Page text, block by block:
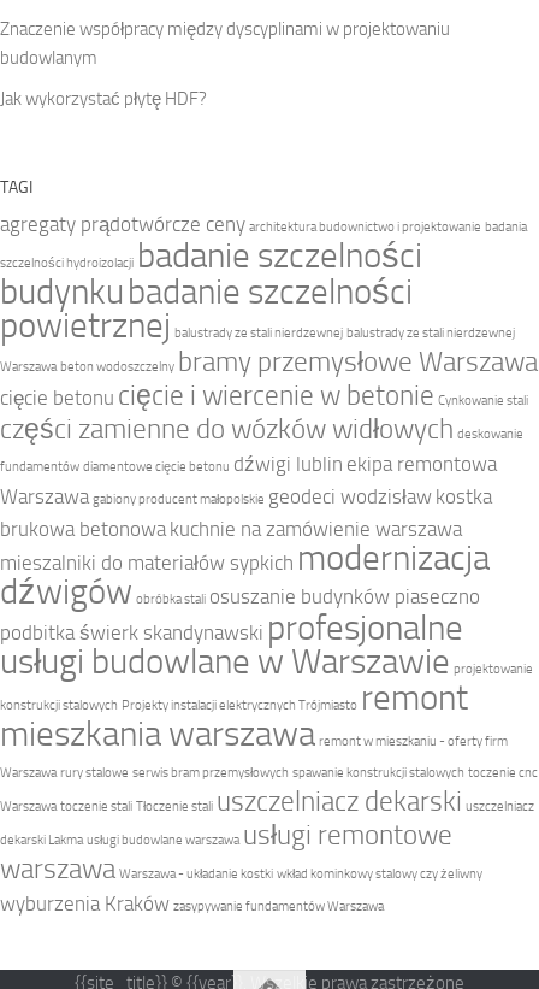
Znaczenie współpracy między dyscyplinami w projektowaniu
budowlanym
Jak wykorzystać płytę HDF?
TAGI
agregaty prądotwórcze ceny architektura budownictwo i projektowanie badania
szczelności hydroizolacji badanie szczelności
budynku badanie szczelności
powietrznej balustrady ze stali nierdzewnej balustrady ze stali nierdzewnej
Warszawa beton wodoszczelny bramy przemysłowe Warszawa
cięcie betonu cięcie i wiercenie w betonie Cynkowanie stali
części zamienne do wózków widłowych deskowanie
fundamentów diamentowe cięcie betonu dźwigi lublin ekipa remontowa
Warszawa gabiony producent małopolskie geodeci wodzisław kostka
brukowa betonowa kuchnie na zamówienie warszawa
mieszalniki do materiałów sypkich modernizacja
dźwigów obróbka stali osuszanie budynków piaseczno
podbitka świerk skandynawski profesjonalne
usługi budowlane w Warszawie projektowanie
konstrukcji stalowych Projekty instalacji elektrycznych Trójmiasto remont
mieszkania warszawa remont w mieszkaniu - oferty firm
Warszawa rury stalowe serwis bram przemysłowych spawanie konstrukcji stalowych toczenie cnc
Warszawa toczenie stali Tłoczenie stali uszczelniacz dekarski uszczelniacz
dekarski Lakma usługi budowlane warszawa usługi remontowe
warszawa Warszawa - układanie kostki wkład kominkowy stalowy czy żeliwny
wyburzenia Kraków zasypywanie fundamentów Warszawa
{{site_title}} © {{year}}. Wszelkie prawa zastrzeżone